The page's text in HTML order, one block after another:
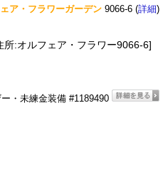
ア・フラワーガーデン 9066-6 (詳細)
所:オルフェア・フラワー9066-6]
・未練金装備 #1189490